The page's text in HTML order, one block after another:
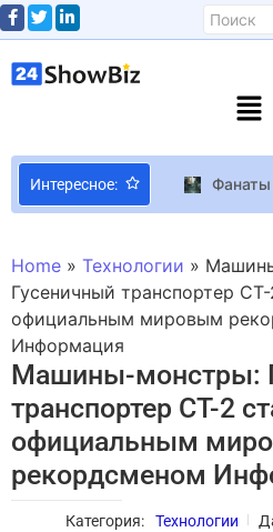
Интересное:
Home » Технологии »
Гусеничный транспортер
официальным мировым
Информация
Машины-монстры:
транспортер CT-2
официальным
рекордсменом
Категория: Технологии